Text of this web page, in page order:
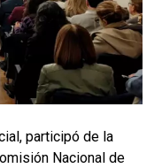
participó de la
Nacional de